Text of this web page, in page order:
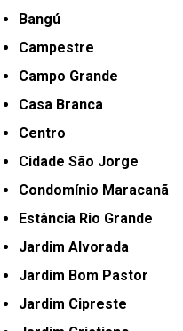
Bangú
Campestre
Campo Grande
Casa Branca
Centro
Cidade São Jorge
Condomínio Maracanã
Estância Rio Grande
Jardim Alvorada
Jardim Bom Pastor
Jardim Cipreste